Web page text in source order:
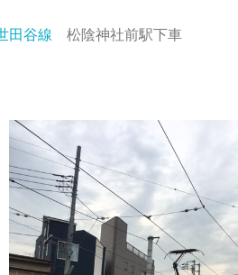
田谷線 松陰神社前駅下車